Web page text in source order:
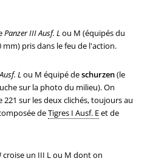
Panzer III Ausf. L ou M (équipés du
mm) pris dans le feu de l'action.
Lou M équipé deschurzen(le
sur la photo du milieu). On
sur les deux clichés, toujours au
deTigres I Ausf. Eet de
croise un III L ou M dont on